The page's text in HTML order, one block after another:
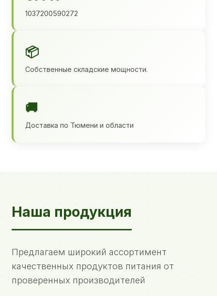
1037200590272
📦
Собственные складские мощности.
🚚
Доставка по Тюмени и области
Наша продукция
Предлагаем широкий ассортимент
качественных продуктов питания от
проверенных производителей